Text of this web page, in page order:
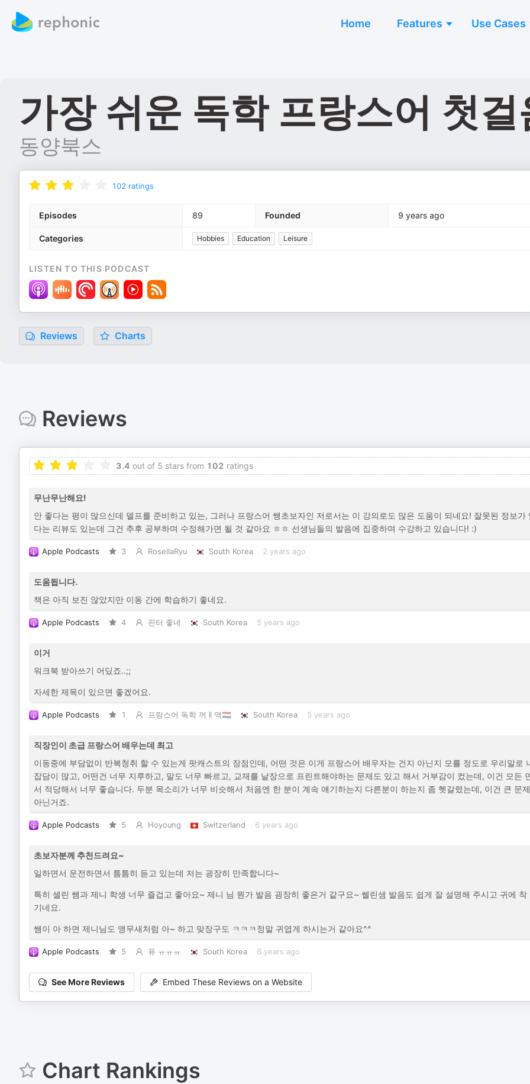
Home Features Use Cases
가장 쉬운 독학 프랑스어 첫걸
동양북스
102 ratings
Episodes 89 Founded 9 years ago
Categories Hobbies Education Leisure
LISTEN TO THIS PODCAST
Reviews Charts
Reviews
3.4 out of 5 stars from 102 ratings
무난무난해요!
안 좋다는 평이 많으신데 델프를 준비하고 있는, 그러나 프랑스어 쌩초보자인 저로서는 이 강의로도 많은 도움이 되네요! 잘못된 정보가
다는 리뷰도 있는데 그건 추후 공부하며 수정해가면 될 것 같아요 ㅎㅎ 선생님들의 발음에 집중하며 수강하고 있습니다! :)
Apple Podcasts 3 RosellaRyu South Korea 2 years ago
도움됩니다.
책은 아직 보진 않았지만 이동 간에 학습하기 좋네요.
Apple Podcasts 4 핀터 좋네 South Korea 5 years ago
이거
워크북 받아쓰기 어딨죠..;;
자세한 제목이 있으면 좋겠어요.
Apple Podcasts 1 프랑스어 독학 꺼ㅐ액🇳🇱 South Korea 5 years ago
직장인이 초급 프랑스어 배우는데 최고
이동중에 부담없이 반복청취 할 수 있는게 팟캐스트의 장점인데, 어떤 것은 이게 프랑스어 배우자는 건지 아닌지 모를 정도로 우리말로
잡담이 많고, 어떤건 너무 지루하고, 말도 너무 빠르고, 교재를 낱장으로 프린트해야하는 문제도 있고 해서 거부감이 컸는데, 이건 모든
서 적당해서 너무 좋습니다. 두분 목소리가 너무 비슷해서 처음엔 한 분이 계속 얘기하는지 다른분이 하는지 좀 헷갈렸는데, 이건 큰 문
아닌거죠.
Apple Podcasts 5 Hoyoung Switzerland 6 years ago
초보자분께 추천드려요~
일하면서 운전하면서 틈틈히 듣고 있는데 저는 굉장히 만족합니다~
특히 셀린 쌤과 제니 학생 너무 즐겁고 좋아요~ 제니 님 뭔가 발음 굉장히 좋은거 같구요~ 쎌린샘 발음도 쉽게 잘 설명해 주시고 귀에 착
기네요.
쌤이 아 하면 제니님도 앵무새처럼 아~ 하고 맞장구도 ㅋㅋㅋ정말 귀엽게 하시는거 같아요^^
Apple Podcasts 5 퓨 ㅠㅠㅠ South Korea 6 years ago
See More Reviews Embed These Reviews on a Website
Chart Rankings